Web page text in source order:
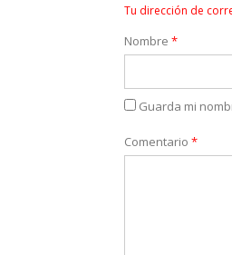
Tu dirección de
Nombre *
Guarda mi
Comentario *